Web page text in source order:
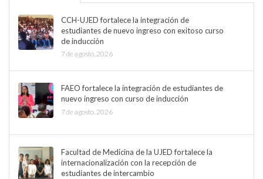
CCH-UJED fortalece la integración de
estudiantes de nuevo ingreso con exitoso curso
de inducción
7 de agosto, 2026
FAEO fortalece la integración de estudiantes de
nuevo ingreso con curso de inducción
7 de agosto, 2026
Facultad de Medicina de la UJED fortalece la
internacionalización con la recepción de
estudiantes de intercambio